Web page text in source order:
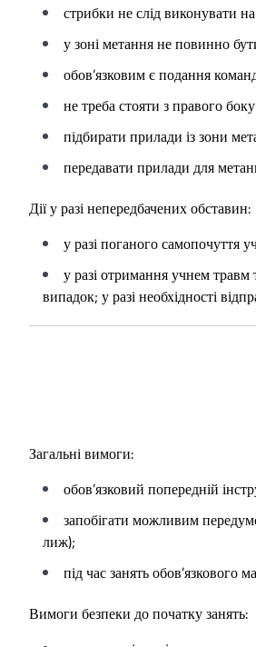
стрибки не слід виконувати
у зоні метання не повинно
обов’язковим є подання
не треба стояти з правого
підбирати прилади із зони
передавати прилади для
Дії у разі непередбачених обставин:
у разі поганого самопочуття
у разі отримання учнем
випадок; у разі необхідності
Загальні вимоги:
обов’язковий попередній
запобігати можливим
лиж);
під час занять обов’язкового
Вимоги безпеки до початку занять: